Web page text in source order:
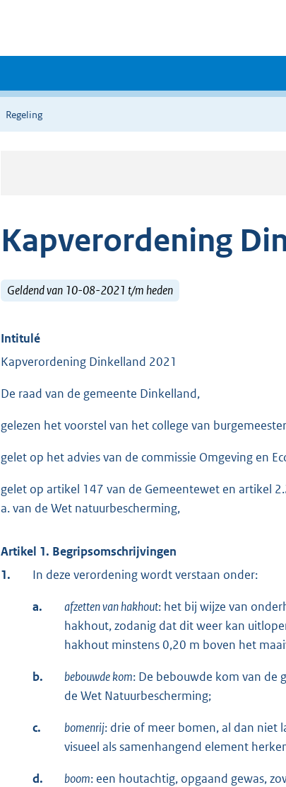
Regeling
Kapverordening
Geldend van 10-08-2021 t/m heden
Intitulé
Kapverordening Dinkelland 2021
De raad van de gemeente Dinkelland,
gelezen het voorstel van het college van
gelet op het advies van de commissie Omgeving en
gelet op artikel 147 van de Gemeentewet en artikel
a. van de Wet natuurbescherming,
Artikel 1. Begripsomschrijvingen
1.
In deze verordening wordt verstaan onder:
a. afzetten van hakhout: het bij wijze van
hakhout, zodanig dat dit weer kan
hakhout minstens 0,20 m boven het
b. bebouwde kom: De bebouwde kom van de
de Wet Natuurbescherming;
c. bomenrij: drie of meer bomen, al dan niet
visueel als samenhangend element
d. boom: een houtachtig, opgaand gewas,